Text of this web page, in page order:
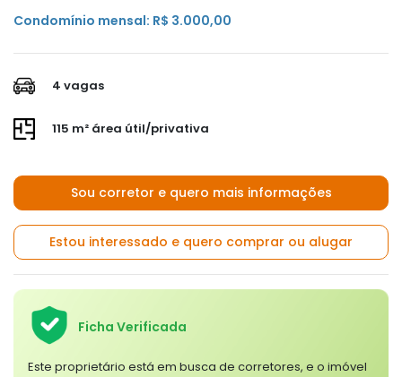
Condomínio mensal: R$ 3.000,00
4 vagas
115 m² área útil/privativa
Sou corretor e quero mais informações
Estou interessado e quero comprar ou alugar
Ficha Verificada
Este proprietário está em busca de corretores, e o imóvel